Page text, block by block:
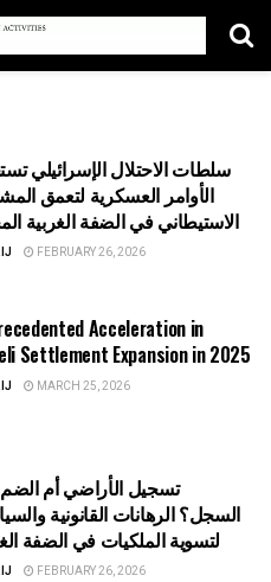
سلطات الاحتلال الإسرائيلي
الأوامر العسكرية لتعمق
الاستيطاني في الضفة الغربية
FEBRUARY 26, 2026
Acceleration in
Settlement Expansion in 2025
MARCH 25, 2026
تسجيل الأراضي أم
السجل؟ الرهانات القانونية
لتسوية الملكيات في الضفة
FEBRUARY 26, 2026